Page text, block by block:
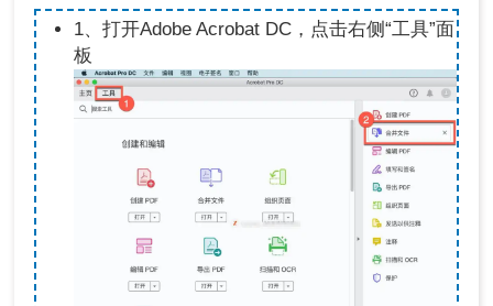
1、打开Adobe Acrobat DC，点击右侧“工具”面
板